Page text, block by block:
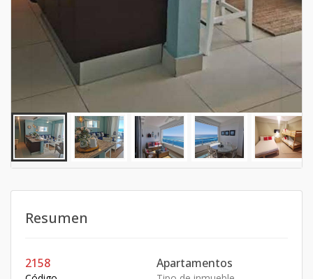
Resumen
2158 Apartamentos